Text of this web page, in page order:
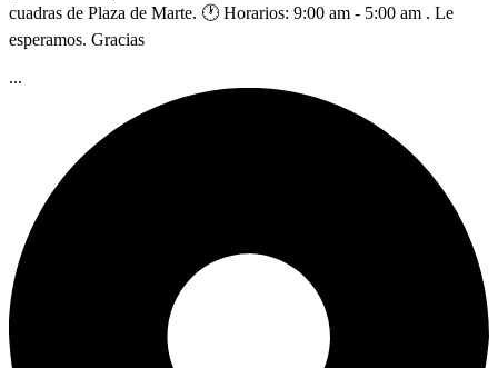
cuadras de Plaza de Marte. 🕐 Horarios: 9:00 am - 5:00 am . Le
esperamos. Gracias
...